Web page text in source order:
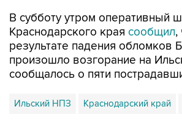
В субботу утром оперативный
Краснодарского края сообщил,
результате падения обломков
произошло возгорание на
сообщалось о пяти
Ильский НПЗ Краснодарский край